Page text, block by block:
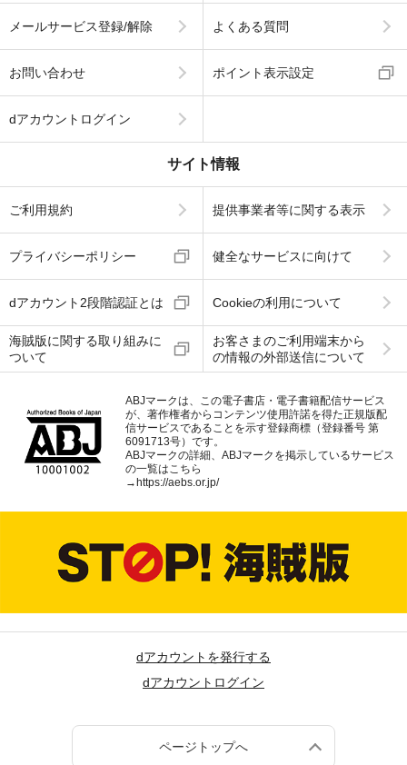
メールサービス登録/解除 よくある質問
お問い合わせ ポイント表示設定
dアカウントログイン
サイト情報
ご利用規約 提供事業者等に関する表示
プライバシーポリシー 健全なサービスに向けて
dアカウント2段階認証とは Cookieの利用について
海賊版に関する取り組みに
ついて
お客さまのご利用端末から
の情報の外部送信について
ABJマークは、この電子書店・電子書籍配信サービス
が、著作権者からコンテンツ使用許諾を得た正規版配
信サービスであることを示す登録商標（登録番号 第
6091713号）です。
ABJマークの詳細、ABJマークを掲示しているサービス
の一覧はこちら
→ https://aebs.or.jp/
dアカウントを発行する
dアカウントログイン
ページトップへ